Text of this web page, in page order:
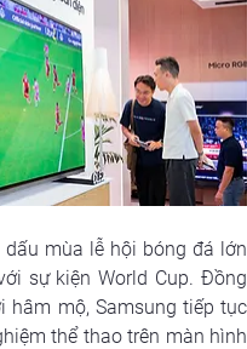
dấu mùa lễ hội bóng đá lớn
sự kiện World Cup. Đồng
hâm mộ, Samsung tiếp tục
thể thao trên màn hình